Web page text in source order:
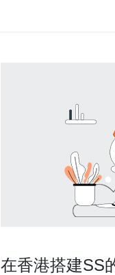
在香港搭建SS